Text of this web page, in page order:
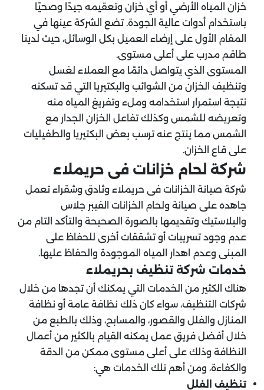
خزان المياه الأرضي أو أي خزان وتعقيمه جيدًا وصحيًا
باستخدام أدوات عالية الجودة. تضع الشركة عينها في
المقام الأول على إرضاء العميل بكل الوسائل، حيث لدينا
طاقم مدرب على أعلى مستوى.
المستوى الذي يتواصل دائمًا مع العملاء لغسل
وتنظيف الخزان من الشوائب والبكتيريا التي قد تسكنه
نتيجة استمرار استخدامه وملء وتفريغ المياه منه
وتعريضه للشمس وكذلك تفاعل الخزان الجدار مع
الشمس مما ينتج عنه ترسب بعض البكتيريا والطفيليات
على قاع الخزان.
شركة لحام خزانات فى حريملاء
شركة صيانة الخزانات فى حريملاء وثادق وشقراء تعمل
جاهده على صيانة ولحام الخزانات الفيبر جلاس
والبلاستيك وتقديمها بالصورة الصحيحة والتأكد التام من
عدم وجود تسريبات أو تشققات أخرى للحفاظ على
المبنى وعدم اهدار المياه الموجودة والحفاظ عليها.
خدمات شركة تنظيف بحريملاء
هناك الكثير من الخدمات التي يمكنك أن تجدها من خلال
شركات التنظيف، سواء كان ذلك نظافة عامة أو نظافة
المنازل والفلل والقصور، والمسابح، وذلك بالطبع من
خلال أفضل فريق عمل يمكنه القيام بالكثير من أعمال
النظافة وذلك على أعلى مستوى ممكن من الدقة
والكفاءة، ومن أهم تلك الخدمات هي:
تنظيف الفلل